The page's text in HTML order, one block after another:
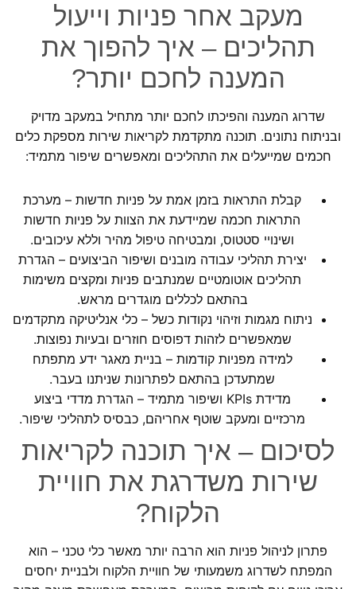
מעקב אחר פניות וייעול
תהליכים – איך להפוך את
המענה לחכם יותר?
שדרוג המענה והפיכתו לחכם יותר מתחיל במעקב מדויק
ובניתוח נתונים. תוכנה מתקדמת לקריאות שירות מספקת כלים
חכמים שמייעלים את התהליכים ומאפשרים שיפור מתמיד:
קבלת התראות בזמן אמת על פניות חדשות – מערכת
התראות חכמה שמיידעת את הצוות על פניות חדשות
ושינויי סטטוס, ומבטיחה טיפול מהיר וללא עיכובים.
יצירת תהליכי עבודה מובנים ושיפור הביצועים – הגדרת
תהליכים אוטומטיים שמנתבים פניות ומקצים משימות
בהתאם לכללים מוגדרים מראש.
ניתוח מגמות וזיהוי נקודות כשל – כלי אנליטיקה מתקדמים
שמאפשרים לזהות דפוסים חוזרים ובעיות נפוצות.
למידה מפניות קודמות – בניית מאגר ידע מתפתח
שמתעדכן בהתאם לפתרונות שניתנו בעבר.
מדידת KPIs ושיפור מתמיד – הגדרת מדדי ביצוע
מרכזיים ומעקב שוטף אחריהם, כבסיס לתהליכי שיפור.
לסיכום – איך תוכנה לקריאות
שירות משדרגת את חוויית
הלקוח?
פתרון לניהול פניות הוא הרבה יותר מאשר כלי טכני – הוא
המפתח לשדרוג משמעותי של חוויית הלקוח ולבניית יחסים